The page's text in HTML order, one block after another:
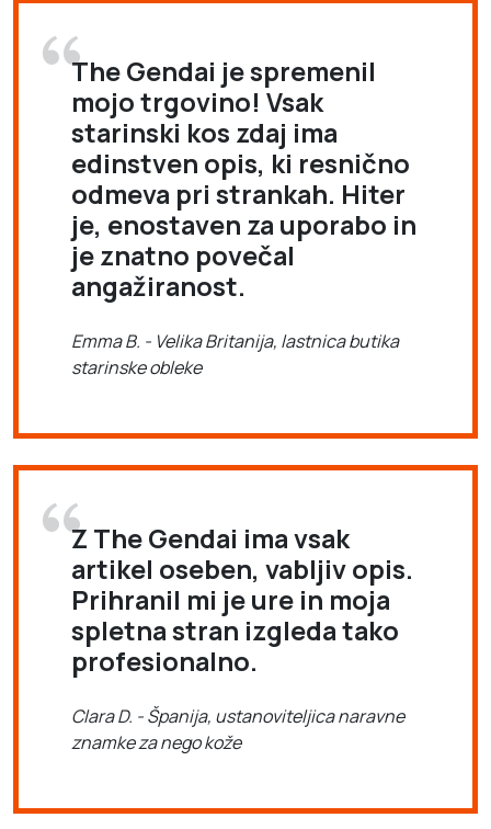
The Gendai je spremenil
mojo trgovino! Vsak
starinski kos zdaj ima
edinstven opis, ki resnično
odmeva pri strankah. Hiter
je, enostaven za uporabo in
je znatno povečal
angažiranost.
Emma B. - Velika Britanija, lastnica butika
starinske obleke
Z The Gendai ima vsak
artikel oseben, vabljiv opis.
Prihranil mi je ure in moja
spletna stran izgleda tako
profesionalno.
Clara D. - Španija, ustanoviteljica naravne
znamke za nego kože